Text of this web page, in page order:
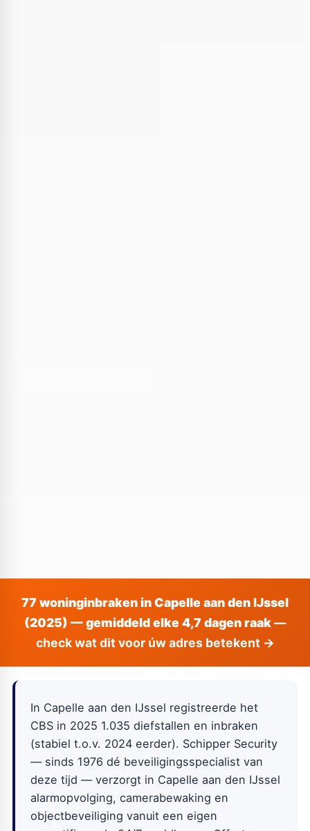
77 woninginbraken in Capelle aan den IJssel
(2025) — gemiddeld elke 4,7 dagen raak—
check wat dit voor úw adres betekent →
In Capelle aan den IJssel registreerde het
CBS in 2025 1.035 diefstallen en inbraken
(stabiel t.o.v. 2024 eerder). Schipper Security
— sinds 1976 dé beveiligingsspecialist van
deze tijd — verzorgt in Capelle aan den IJssel
alarmopvolging, camerabewaking en
objectbeveiliging vanuit een eigen